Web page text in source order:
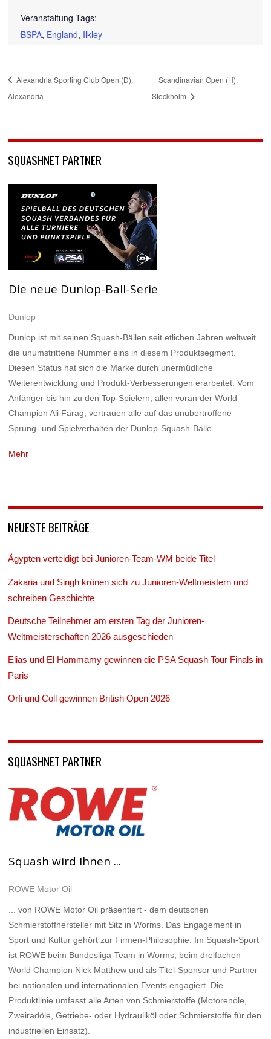
Veranstaltung-Tags:
BSPA, England, Ilkley
Alexandria Sporting Club Open (D),
Alexandria
Scandinavian Open (H),
Stockholm
SQUASHNET PARTNER
Die neue Dunlop-Ball-Serie
Dunlop
Dunlop ist mit seinen Squash-Bällen seit etlichen Jahren weltweit
die unumstrittene Nummer eins in diesem Produktsegment.
Diesen Status hat sich die Marke durch unermüdliche
Weiterentwicklung und Produkt-Verbesserungen erarbeitet. Vom
Anfänger bis hin zu den Top-Spielern, allen voran der World
Champion Ali Farag, vertrauen alle auf das unübertroffene
Sprung- und Spielverhalten der Dunlop-Squash-Bälle.
Mehr
NEUESTE BEITRÄGE
Ägypten verteidigt bei Junioren-Team-WM beide Titel
Zakaria und Singh krönen sich zu Junioren-Weltmeistern und
schreiben Geschichte
Deutsche Teilnehmer am ersten Tag der Junioren-
Weltmeisterschaften 2026 ausgeschieden
Elias und El Hammamy gewinnen die PSA Squash Tour Finals in
Paris
Orfi und Coll gewinnen British Open 2026
SQUASHNET PARTNER
Squash wird Ihnen ...
ROWE Motor Oil
... von ROWE Motor Oil präsentiert - dem deutschen
Schmierstoffhersteller mit Sitz in Worms. Das Engagement in
Sport und Kultur gehört zur Firmen-Philosophie. Im Squash-Sport
ist ROWE beim Bundesliga-Team in Worms, beim dreifachen
World Champion Nick Matthew und als Titel-Sponsor und Partner
bei nationalen und internationalen Events engagiert. Die
Produktlinie umfasst alle Arten von Schmierstoffe (Motorenöle,
Zweiradöle, Getriebe- oder Hydrauliköl oder Schmierstoffe für den
industriellen Einsatz).